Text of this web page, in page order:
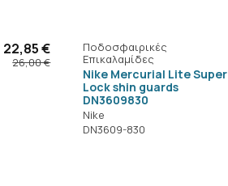
22,85 €
26,00 €
Ποδοσφαιρικές
Επικαλαμίδες
Nike Mercurial Lite Super
Lock shin guards
DN3609830
Nike
DN3609-830